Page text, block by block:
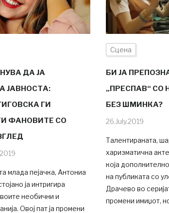
ДА ЈА
ЈАВНОСТА:
ГИ
ФАНОВИТЕ СО
млада пејачка, Антониа
ја интригира
необични и
Овој пат ја промени
Сцена
БИ ЈА
„ПРЕСПАВ“ СО
БЕЗ ШМИНКА?
26.July.2019
Талентираната,
харизматична
која
на публиката со
Драчево во
промени имиџот,